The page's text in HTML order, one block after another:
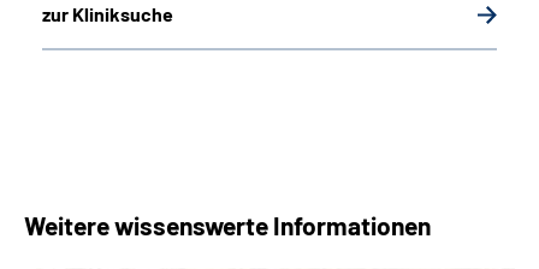
zur Kliniksuche
Weitere wissenswerte Informationen